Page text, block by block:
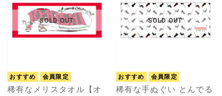
SOLD OUT
おすすめ 会員限定
稀有なメリスタオル【オ
SOLD OUT
おすすめ 会員限定
稀有な手ぬぐい とんでる